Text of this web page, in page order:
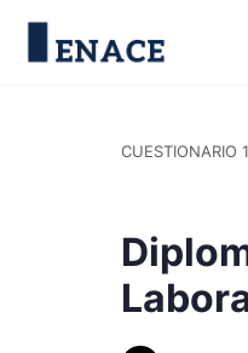
CUESTIONARIO 1